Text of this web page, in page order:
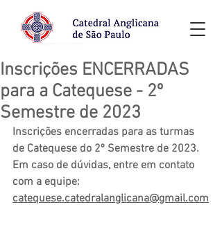
Inscrições ENCERRADAS
para a Catequese - 2º
Semestre de 2023
Inscrições encerradas para as turmas
de Catequese do 2º Semestre de 2023.
Em caso de dúvidas, entre em contato
com a equipe:
catequese.catedralanglicana@gmail.com